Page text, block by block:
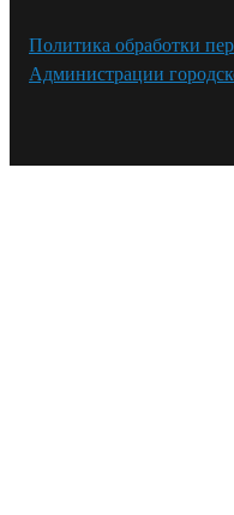
Политика обработки
Администрации